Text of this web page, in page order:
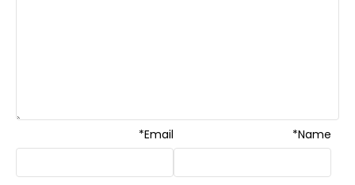
Name
*
Email
*